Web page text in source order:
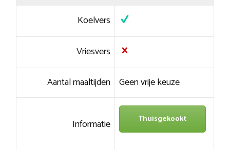
Koelvers
Vriesvers
Aantal maaltijden Geen vrije keuze
Informatie Thuisgekookt